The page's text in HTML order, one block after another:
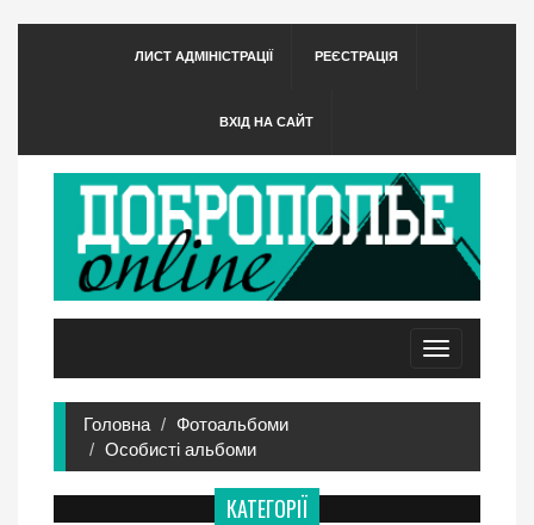
ЛИСТ АДМІНІСТРАЦІЇ РЕЄСТРАЦІЯ
ВХІД НА САЙТ
Toggle
navigation
Головна
Фотоальбоми
Особисті альбоми
КАТЕГОРІЇ